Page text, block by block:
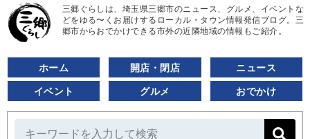
三郷ぐらしは、埼玉県三郷市のニュース、グルメ、イベントな
どをゆる〜くお届けするローカル・タウン情報発信ブログ。三
郷市からおでかけできる市外の近隣地域の情報もご紹介。
ホーム 開店・閉店 ニュース
イベント グルメ おでかけ